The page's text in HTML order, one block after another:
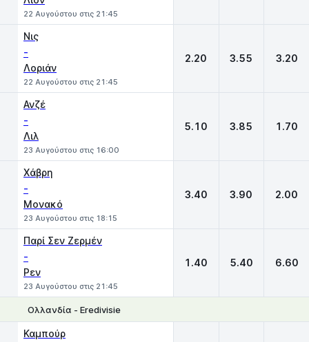
22 Αυγούστου στις 21:45
Νις
-
Λοριάν
22 Αυγούστου στις 21:45
2.20 3.55 3.20
Ανζέ
-
Λιλ
23 Αυγούστου στις 16:00
5.10 3.85 1.70
Χάβρη
-
Μονακό
23 Αυγούστου στις 18:15
3.40 3.90 2.00
Παρί Σεν Ζερμέν
-
Ρεν
23 Αυγούστου στις 21:45
1.40 5.40 6.60
Ολλανδία - Eredivisie
Καμπούρ